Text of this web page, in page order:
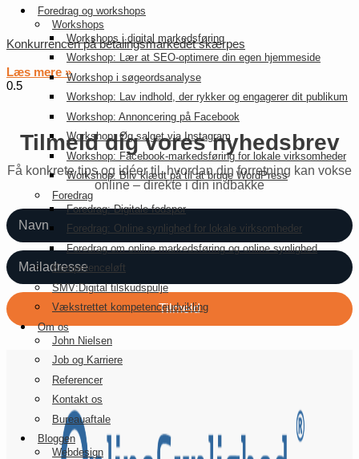
Foredrag og workshops
Workshops
Workshops i digital markedsføring
Workshop: Lær at SEO-optimere din egen hjemmeside
Workshop i søgeordsanalyse
Workshop: Lav indhold, der rykker og engagerer dit publikum
Workshop: Annoncering på Facebook
Workshop: Øg salget via Instagram
Workshop: Facebook-markedsføring for lokale virksomheder
Workshop: Bliv klædt på til at bruge WordPress
Foredrag
Foredrag: Digitale fodspor
Foredrag: Online synlighed for lokale virksomheder
Foredrag om online markedsføring og online synlighed
Kompetenceløft
SMV:Digital tilskudspulje
Vækstrettet kompetenceudvikling
Om os
John Nielsen
Job og Karriere
Referencer
Kontakt os
Bureauaftale
Bloggen
Webdesign
Konkurrencen på betalingsmarkedet skærpes
Læs mere »
Tilmeld dig vores nyhedsbrev
Få konkrete tips og idéer til, hvordan din forretning kan vokse
online – direkte i din indbakke